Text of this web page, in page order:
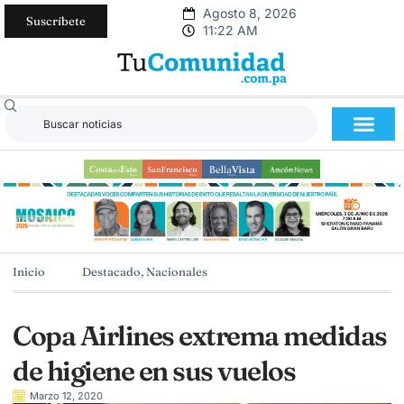
Suscríbete
Agosto 8, 2026
11:22 AM
Inicio Destacado,Nacionales
Copa Airlines extrema medidas
de higiene en sus vuelos
Marzo 12, 2020